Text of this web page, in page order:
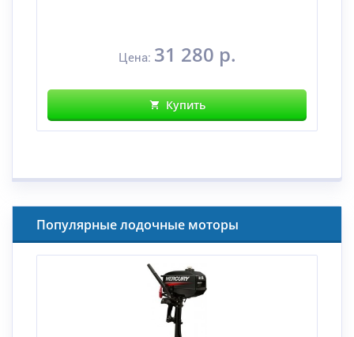
Цена: 31 280 р.
Купить
Популярные лодочные моторы